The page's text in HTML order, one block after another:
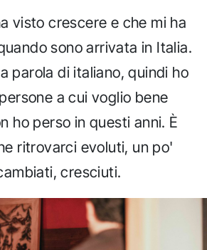
visto crescere e che mi ha
sono arrivata in Italia.
parola di italiano, quindi ho
a cui voglio bene
ho perso in questi anni. È
ritrovarci evoluti, un po'
cresciuti.